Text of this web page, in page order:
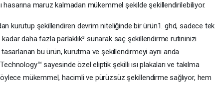
hasarına maruz kalmadan mükemmel şekilde şekillendirilebiliyor.
kurutup şekillendiren devrim niteliğinde bir ürün1. ghd, sadece tek
daha fazla parlaklık³ sunarak saç şekillendirme rutininizi
bu ürün, kurutma ve şekillendirmeyi aynı anda
sayesinde özel eliptik şekilli ısı plakaları ve takılma
mükemmel, hacimli ve pürüzsüz şekillendirme sağlıyor, hem